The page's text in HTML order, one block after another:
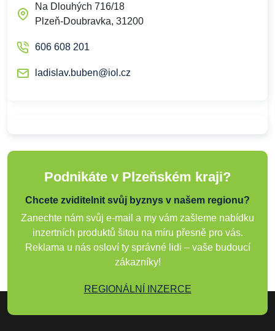
Na Dlouhých 716/18
Plzeň-Doubravka, 31200
606 608 201
ladislav.buben@iol.cz
Podnikáte v Plzeňském kraji?
Chcete zviditelnit svůj byznys v našem regionu?
Zanechte nám svůj e-mail a my vám zašleme nabídku
inzertních produktů šitou na míru přesně pro vás.
Reklama u nás osloví ty správné lidi – vaše budoucí
zákazníky!
REGIONÁLNÍ INZERCE